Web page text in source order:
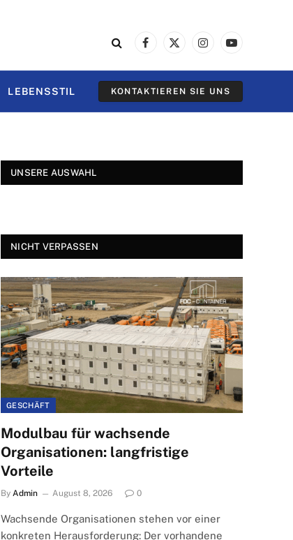
Facebook
X
InstagramYouTube
LEBENSSTIL KONTAKTIEREN SIE UNS
UNSERE AUSWAHL
NICHT VERPASSEN
GESCHÄFT
Modulbau für wachsende
Organisationen: langfristige
Vorteile
By Admin August 8, 2026 0
Wachsende Organisationen stehen vor einer
konkreten Herausforderung: Der vorhandene